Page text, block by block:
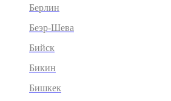
Берлин
Беэр-Шева
Бийск
Бикин
Бишкек